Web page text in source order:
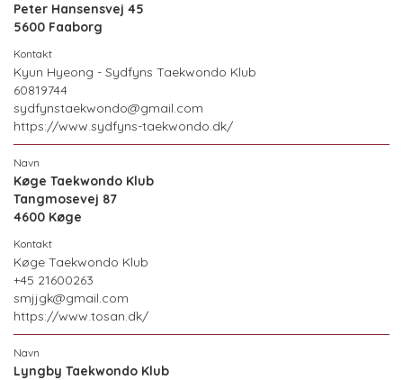
Peter Hansensvej 45
5600 Faaborg
Kyun Hyeong - Sydfyns Taekwondo Klub
60819744
sydfynstaekwondo@gmail.com
https://www.sydfyns-taekwondo.dk/
Køge Taekwondo Klub
Tangmosevej 87
4600 Køge
Køge Taekwondo Klub
+45 21600263
smjjgk@gmail.com
https://www.tosan.dk/
Lyngby Taekwondo Klub